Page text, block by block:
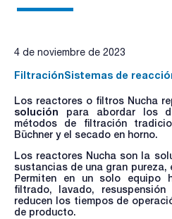
4 de noviembre de 2023
FiltraciónSistemas de
Los reactores o filtros Nucha
solución para abordar los
métodos de filtración
Büchner y el secado en horno.
Los reactores Nucha son la
sustancias de una gran
Permiten en un solo equipo
filtrado, lavado,
reducen los tiempos de
de producto.